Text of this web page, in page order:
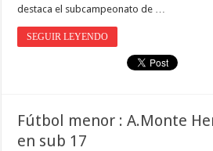
destaca el subcampeonato de …
SEGUIR LEYENDO
Fútbol menor : A.Monte
en sub 17